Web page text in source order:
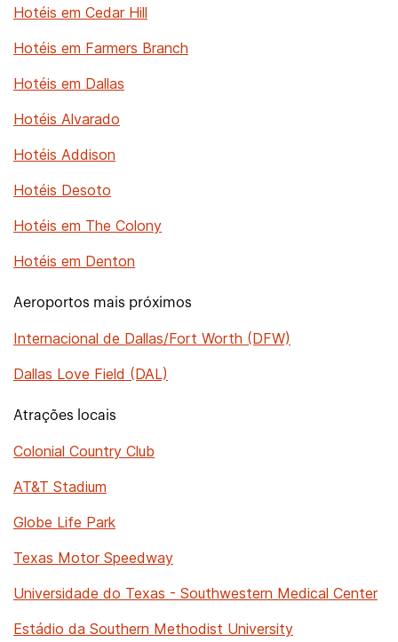
Hotéis em Cedar Hill
Hotéis em Farmers Branch
Hotéis em Dallas
Hotéis Alvarado
Hotéis Addison
Hotéis Desoto
Hotéis em The Colony
Hotéis em Denton
Aeroportos mais próximos
Internacional de Dallas/Fort Worth (DFW)
Dallas Love Field (DAL)
Atrações locais
Colonial Country Club
AT&T Stadium
Globe Life Park
Texas Motor Speedway
Universidade do Texas - Southwestern Medical Center
Estádio da Southern Methodist University